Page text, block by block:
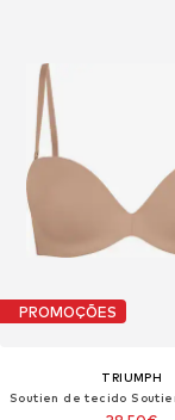
PROMOÇÕES
TRIUMPH